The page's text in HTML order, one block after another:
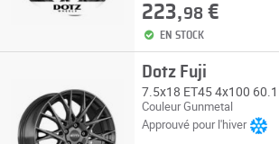
223,98€
EN STOCK
Dotz Fuji
7.5x18 ET45 4x100 60.1
Couleur Gunmetal
Approuvé pour l'hiver